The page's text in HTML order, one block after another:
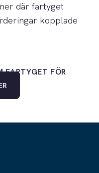
där fartyget
kopplade
FARTYGET FÖR